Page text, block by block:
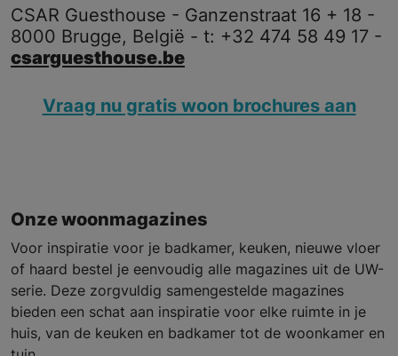
CSAR Guesthouse - Ganzenstraat 16 + 18 -
8000 Brugge, België - t: +32 474 58 49 17 -
csarguesthouse.be
Vraag nu gratis woon brochures aan
Onze woonmagazines
Voor inspiratie voor je badkamer, keuken, nieuwe vloer
of haard bestel je eenvoudig alle magazines uit de UW-
serie. Deze zorgvuldig samengestelde magazines
bieden een schat aan inspiratie voor elke ruimte in je
huis, van de keuken en badkamer tot de woonkamer en